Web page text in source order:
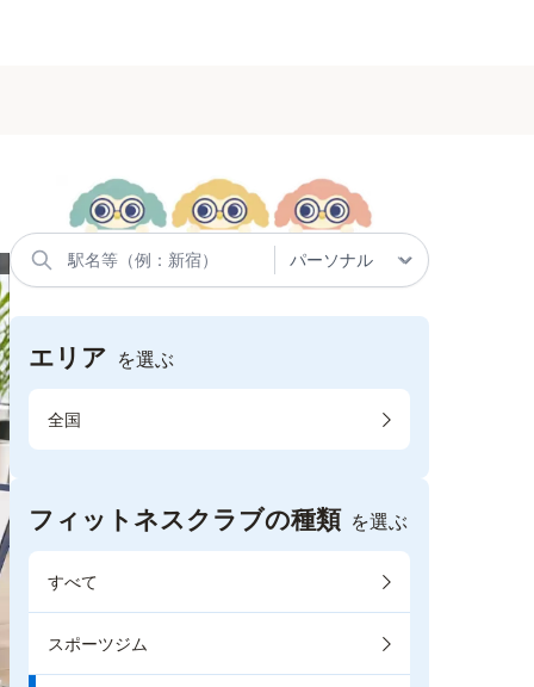
エリア を選ぶ
全国
フィットネスクラブの種類 を選ぶ
すべて
スポーツジム